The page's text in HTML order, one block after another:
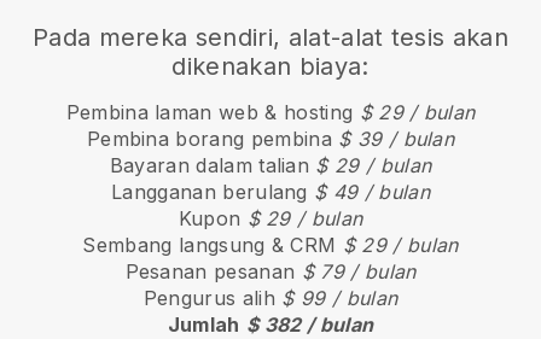
Pada mereka sendiri, alat-alat tesis akan
dikenakan biaya:
Pembina laman web & hosting $ 29 / bulan
Pembina borang pembina $ 39 / bulan
Bayaran dalam talian $ 29 / bulan
Langganan berulang $ 49 / bulan
Kupon $ 29 / bulan
Sembang langsung & CRM $ 29 / bulan
Pesanan pesanan $ 79 / bulan
Pengurus alih $ 99 / bulan
Jumlah $ 382 / bulan